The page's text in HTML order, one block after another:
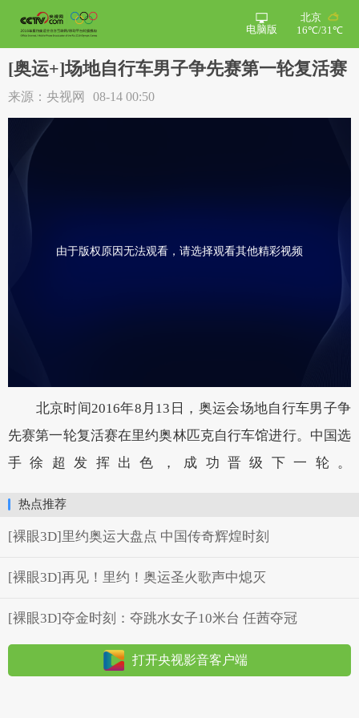
北京
16℃/31℃
电脑版
[奥运+]场地自行车男子争先赛第一轮复活赛
来源：央视网 08-14 00:50
由于版权原因无法观看，请选择观看其他精彩视频
北京时间2016年8月13日，奥运会场地自行车男子争
先赛第一轮复活赛在里约奥林匹克自行车馆进行。中国选
手徐超发挥出色，成功晋级下一轮。
热点推荐
[裸眼3D]里约奥运大盘点 中国传奇辉煌时刻
[裸眼3D]再见！里约！奥运圣火歌声中熄灭
[裸眼3D]夺金时刻：夺跳水女子10米台 任茜夺冠
打开央视影音客户端